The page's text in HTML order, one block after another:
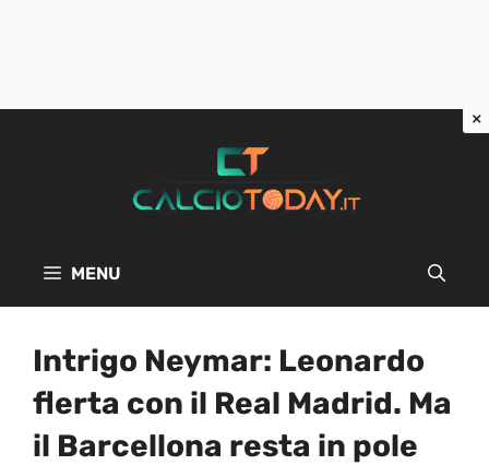
MENU
Intrigo Neymar: Leonardo
flerta con il Real Madrid. Ma
il Barcellona resta in pole